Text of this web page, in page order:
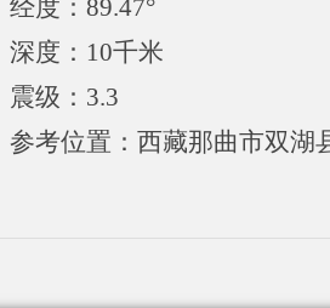
经度：89.47°
深度：10千米
震级：3.3
参考位置：西藏那曲市双湖